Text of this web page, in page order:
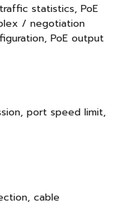
statistics, PoE
/ negotiation
PoE output
port speed limit,
cable